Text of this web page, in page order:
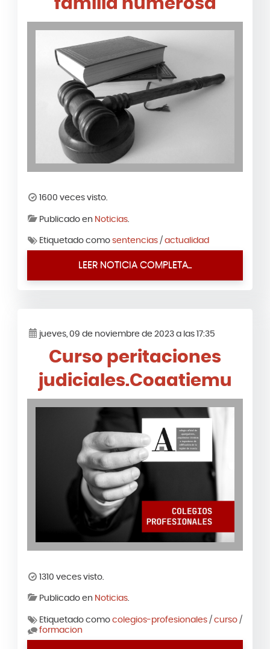
familia numerosa
1600 veces visto.
Publicado en Noticias.
Etiquetado como sentencias/ actualidad
LEER NOTICIA COMPLETA...
jueves, 09 de noviembre de 2023 a las 17:35
Curso peritaciones
judiciales.Coaatiemu
1310 veces visto.
Publicado en Noticias.
Etiquetado como colegios-profesionales/ curso/
formacion